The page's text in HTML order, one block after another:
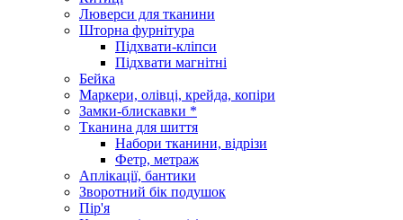
Люверси для тканини
Шторна фурнітура
Підхвати-кліпси
Підхвати магнітні
Бейка
Маркери, олівці, крейда, копіри
Замки-блискавки *
Тканина для шиття
Набори тканини, відрізи
Фетр, метраж
Аплікації, бантики
Зворотний бік подушок
Пір'я